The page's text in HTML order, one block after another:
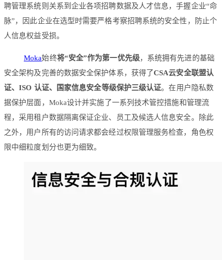
聘管理系统则关系到企业各项招聘数据及人才信息，手握企业“命
脉”，因此企业在选型时需要严格考察招聘系统的安全性，防止个
人信息权益受损。
Moka始终将“安全”作为第一优先级，系统拥有先进的基础
安全架构及完善的数据安全保护体系，获得了CSA云安全联盟认
证、ISO 认证、国家信息安全等级保护三级认证。在用户隐私数
据保护层面，Moka设计并实施了一系列技术管控措施和管理流
程，采用租户数据隔离保证企业、员工及候选人信息安全。除此
之外，用户所有的访问请求都会经过权限管理服务检查，角色权
限中细粒度划分也更为细致。